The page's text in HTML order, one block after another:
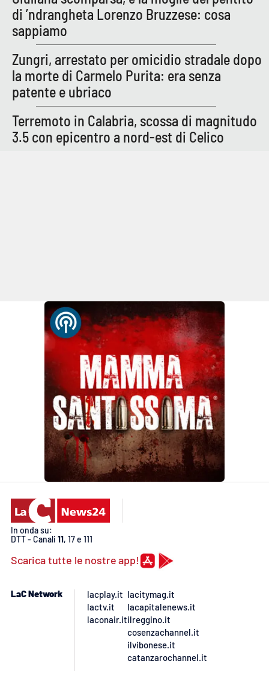
di ’ndrangheta Lorenzo Bruzzese: cosa
sappiamo
Zungri, arrestato per omicidio stradale dopo
la morte di Carmelo Purita: era senza
patente e ubriaco
Terremoto in Calabria, scossa di magnitudo
3.5 con epicentro a nord-est di Celico
In onda su:
DTT - Canali 11, 17 e 111
Scarica tutte le nostre app!
LaC Network
lacplay.it
lactv.it
laconair.it
lacitymag.it
lacapitalenews.it
ilreggino.it
cosenzachannel.it
ilvibonese.it
catanzarochannel.it